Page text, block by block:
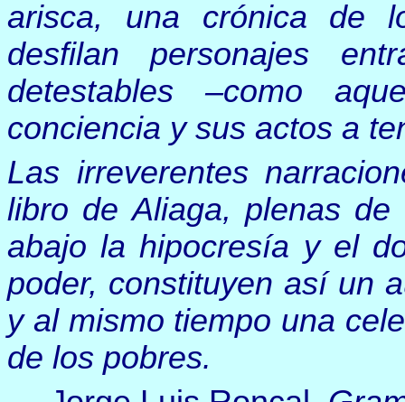
arisca, una crónica de
desfilan personajes
detestables –como
conciencia y sus actos a
Las irreverentes
libro de Aliaga, plenas
abajo la hipocresía y el
poder, constituyen así un
y al mismo tiempo una
de los pobres.